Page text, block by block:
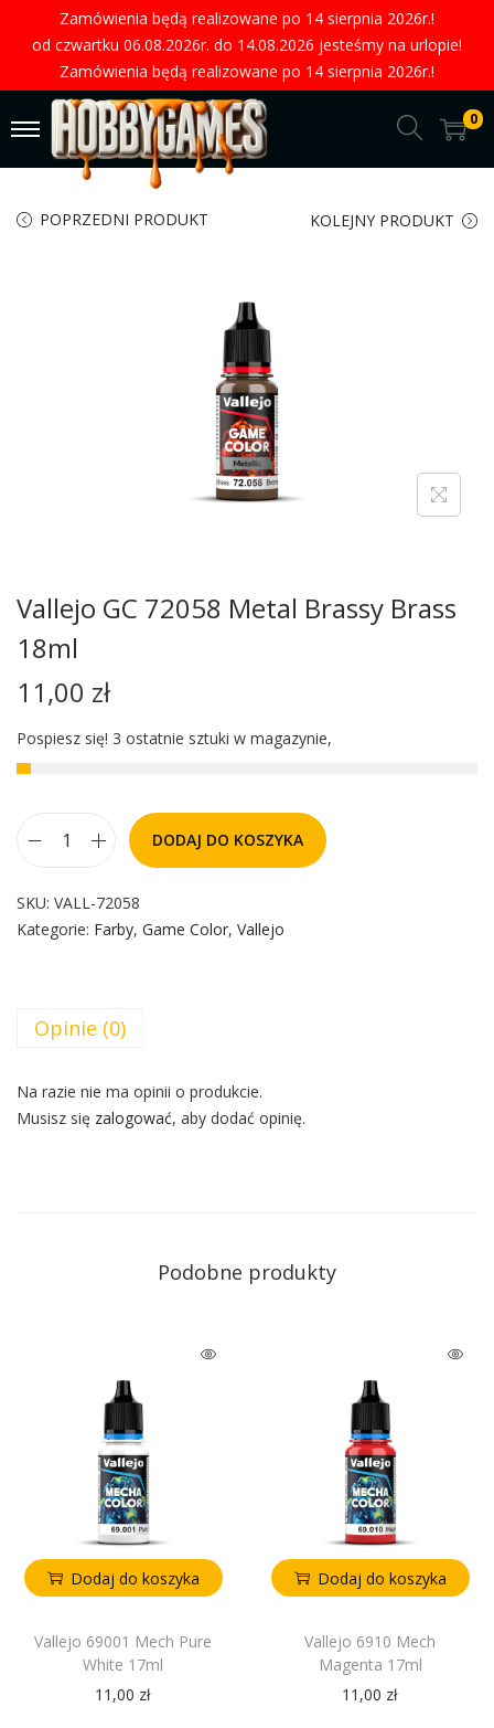
Zamówienia będą realizowane po 14 sierpnia 2026r.!
od czwartku 06.08.2026r. do 14.08.2026 jesteśmy na urlopie!
Zamówienia będą realizowane po 14 sierpnia 2026r.!
0
POPRZEDNI PRODUKT KOLEJNY PRODUKT
Vallejo GC 72058 Metal Brassy Brass
18ml
11,00 zł
Pospiesz się! 3 ostatnie sztuki w magazynie,
DODAJ DO KOSZYKA
SKU: VALL-72058
Kategorie: Farby, Game Color, Vallejo
Opinie (0)
Na razie nie ma opinii o produkcie.
Musisz się zalogować, aby dodać opinię.
Podobne produkty
Dodaj do koszyka
Vallejo 69001 Mech Pure
White 17ml
11,00 zł
Dodaj do koszyka
Vallejo 6910 Mech
Magenta 17ml
11,00 zł